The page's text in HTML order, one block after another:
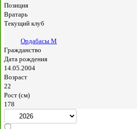
Позиция
Вратарь
Текущий клуб
Ордабасы М
Гражданство
Дата рождения
14.05.2004
Возраст
22
Рост (см)
178